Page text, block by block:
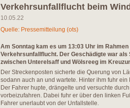
Verkehrsunfallflucht beim
10.05.22
Quelle: Pressemitteilung (ots)
Am Sonntag kam es um 13:03 Uhr im
Verkehrsunfallflucht. Der Geschädigte war
zwischen Unterelsaff und Wölsreeg im
Der Streckenposten sicherte die Querung von
sodann auch an und wartete. Hinter ihm fuhr
Der Fahrer hupte, drängelte und versuchte
vorbeizufahren. Dabei fuhr er über den linken
Fahrer unerlaubt von der Unfallstelle.